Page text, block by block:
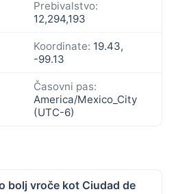
Prebivalstvo:
12,294,193
Koordinate: 19.43,
-99.13
Časovni pas:
America/Mexico_City
(UTC-6)
bolj vroče kot Ciudad de